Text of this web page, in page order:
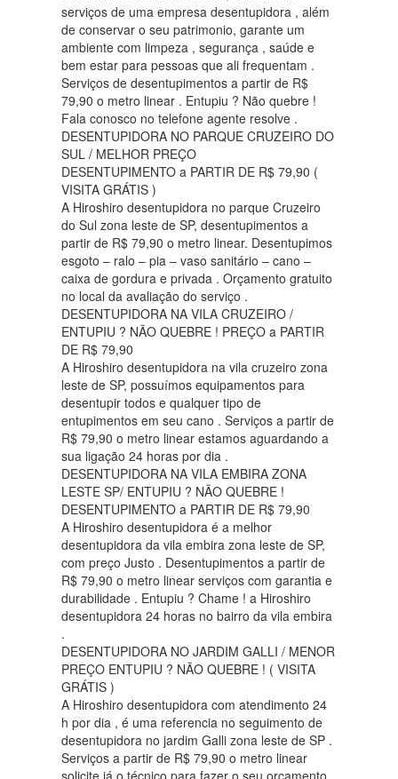
serviços de uma empresa desentupidora , além
de conservar o seu patrimonio, garante um
ambiente com limpeza , segurança , saúde e
bem estar para pessoas que ali frequentam .
Serviços de desentupimentos a partir de R$
79,90 o metro linear . Entupiu ? Não quebre !
Fala conosco no telefone agente resolve .
DESENTUPIDORA NO PARQUE CRUZEIRO DO
SUL / MELHOR PREÇO
DESENTUPIMENTO a PARTIR DE R$ 79,90 (
VISITA GRÁTIS )
A Hiroshiro desentupidora no parque Cruzeiro
do Sul zona leste de SP, desentupimentos a
partir de R$ 79,90 o metro linear. Desentupimos
esgoto – ralo – pia – vaso sanitário – cano –
caixa de gordura e privada . Orçamento gratuito
no local da avaliação do serviço .
DESENTUPIDORA NA VILA CRUZEIRO /
ENTUPIU ? NÃO QUEBRE ! PREÇO a PARTIR
DE R$ 79,90
A Hiroshiro desentupidora na vila cruzeiro zona
leste de SP, possuímos equipamentos para
desentupir todos e qualquer tipo de
entupimentos em seu cano . Serviços a partir de
R$ 79,90 o metro linear estamos aguardando a
sua ligação 24 horas por dia .
DESENTUPIDORA NA VILA EMBIRA ZONA
LESTE SP/ ENTUPIU ? NÃO QUEBRE !
DESENTUPIMENTO a PARTIR DE R$ 79,90
A Hiroshiro desentupidora é a melhor
desentupidora da vila embira zona leste de SP,
com preço Justo . Desentupimentos a partir de
R$ 79,90 o metro linear serviços com garantia e
durabilidade . Entupiu ? Chame ! a Hiroshiro
desentupidora 24 horas no bairro da vila embira
.
DESENTUPIDORA NO JARDIM GALLI / MENOR
PREÇO ENTUPIU ? NÃO QUEBRE ! ( VISITA
GRÁTIS )
A Hiroshiro desentupidora com atendimento 24
h por dia , é uma referencia no seguimento de
desentupidora no jardim Galli zona leste de SP .
Serviços a partir de R$ 79,90 o metro linear